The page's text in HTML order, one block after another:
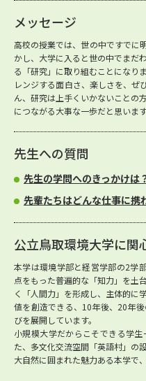
メッセージ
高校の授業では、世の中ですでに
かし、大学に入ると世の中でまだ
る「研究」に取り組むことになり
レンジする面白さ、楽しさを、ぜ
ん、研究は上手くいかないことの
につながる大事な一歩だと思います
先生への質問
先生の学問へのきっかけは
先輩たちはどんな仕事に携
公立鳥取環境大学に関
本学は環境学部と経営学部の2学
点をもった普遍的な「知力」を土
く「人間力」を形成し、主体的に
値を創造できる、10年後、20年
びを展開しています。
小規模大学だからこそできる学
た、多文化交流空間「英語村」の
大自然に囲まれた魅力ある本学で